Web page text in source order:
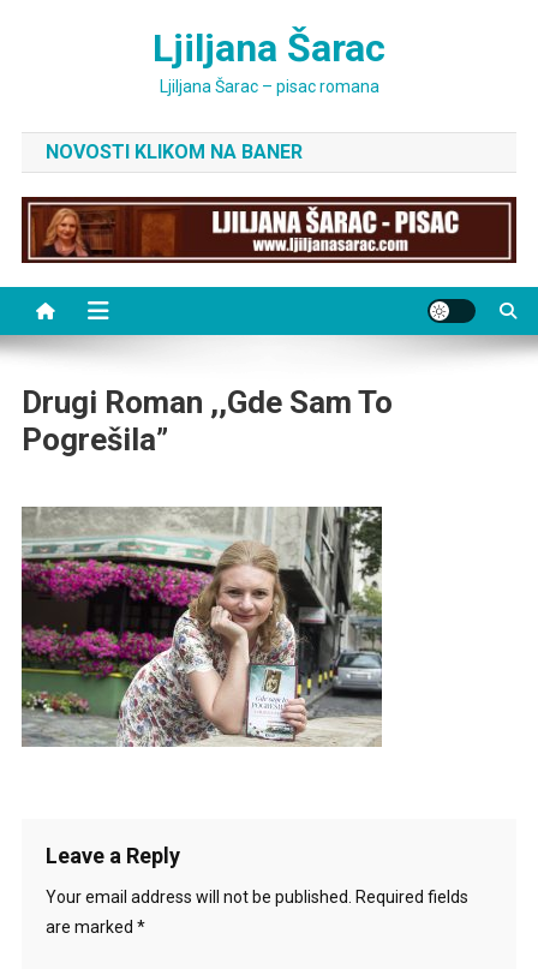
Ljiljana Šarac
Ljiljana Šarac – pisac romana
NOVOSTI KLIKOM NA BANER
Drugi Roman ,,Gde Sam To
Pogrešila”
Leave a Reply
Your email address will not be published.
Required fields
are marked *